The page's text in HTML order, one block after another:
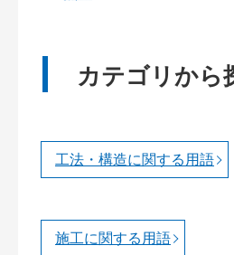
カテゴリから
工法・構造に関する用語
施工に関する用語